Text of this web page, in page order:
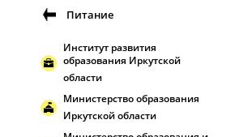
Питание
Институт развития
образования Иркутской
области
Министерство образования
Иркутской области